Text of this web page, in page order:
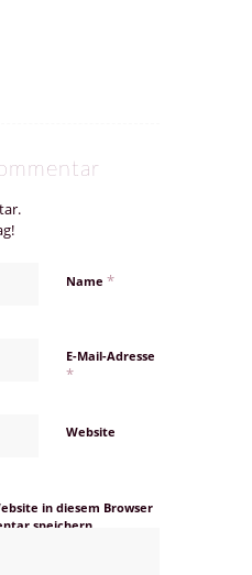
Name *
E-Mail-Adresse
*
Website
in diesem Browser
speichern.